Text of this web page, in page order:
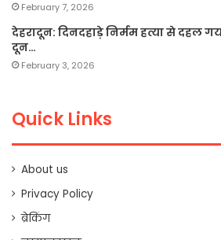
February 7, 2026
देहरादून: दिनदहाड़े निर्मम हत्या से दहल
दून…
February 3, 2026
Quick Links
About us
Privacy Policy
ब्रेकिंग